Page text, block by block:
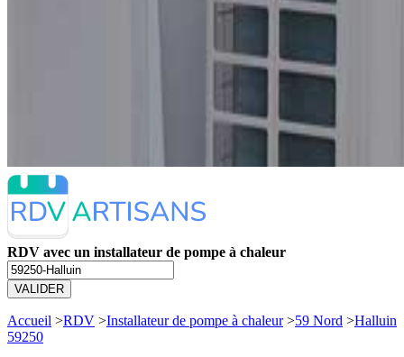
RDV avec un installateur de pompe à chaleur
VALIDER
Accueil >RDV >Installateur de pompe à chaleur>59 Nord >Halluin
59250